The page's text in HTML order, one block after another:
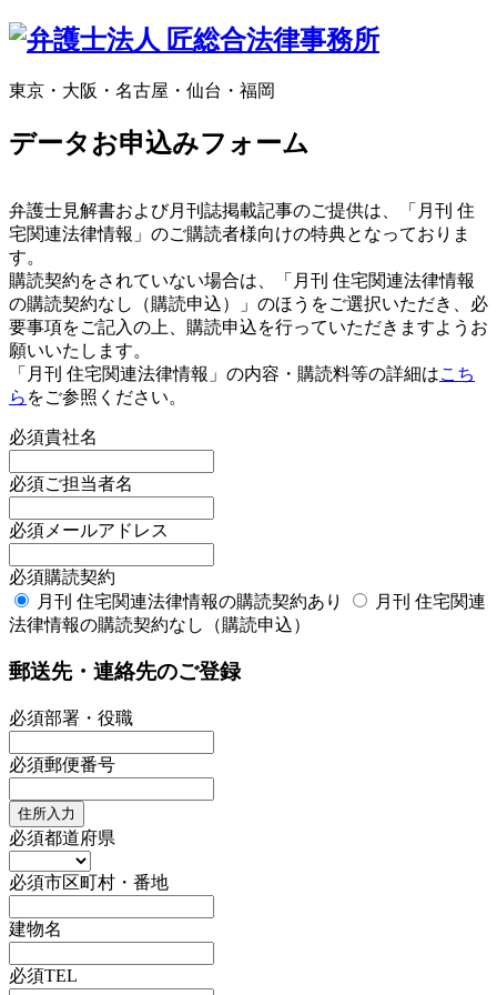
東京・大阪・名古屋・仙台・福岡
データお申込みフォーム
弁護士見解書および月刊誌掲載記事のご提供は、「月刊 住
宅関連法律情報」のご購読者様向けの特典となっておりま
す。
購読契約をされていない場合は、「月刊 住宅関連法律情報
の購読契約なし（購読申込）」のほうをご選択いただき、必
要事項をご記入の上、購読申込を行っていただきますようお
願いいたします。
「月刊 住宅関連法律情報」の内容・購読料等の詳細はこち
ら をご参照ください。
必須貴社名
必須ご担当者名
必須 メールアドレス
必須購読契約
月刊 住宅関連法律情報の購読契約あり
月刊 住宅関連
法律情報の購読契約なし（購読申込）
郵送先・連絡先のご登録
必須部署・役職
必須郵便番号
住所入力
必須都道府県
必須市区町村・番地
建物名
必須TEL